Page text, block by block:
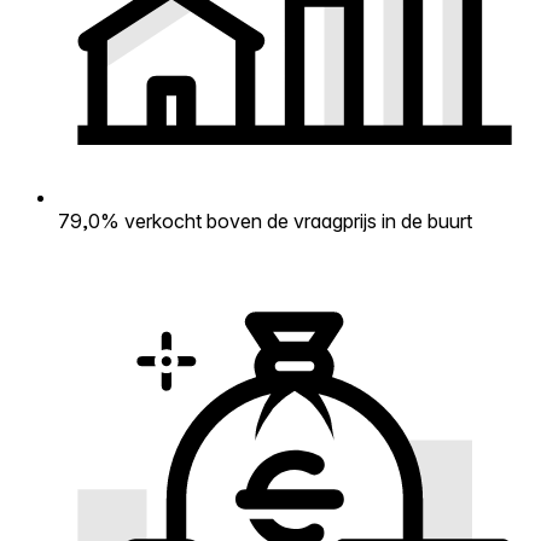
79,0% verkocht boven de vraagprijs in de buurt